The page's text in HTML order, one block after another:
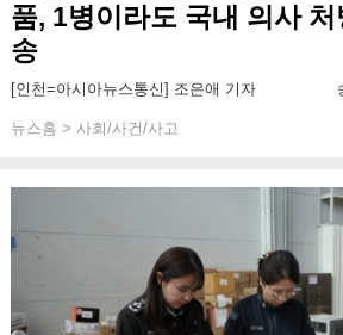
품, 1병이라도 국내 의사
송
[인천=아시아뉴스통신] 조은애 기자
뉴스홈 > 사회/사건/사고